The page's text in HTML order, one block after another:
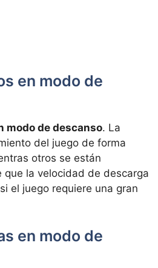
en modo de
modo de descanso. La
del juego de forma
otros se están
que la velocidad de descarga
el juego requiere una gran
en modo de